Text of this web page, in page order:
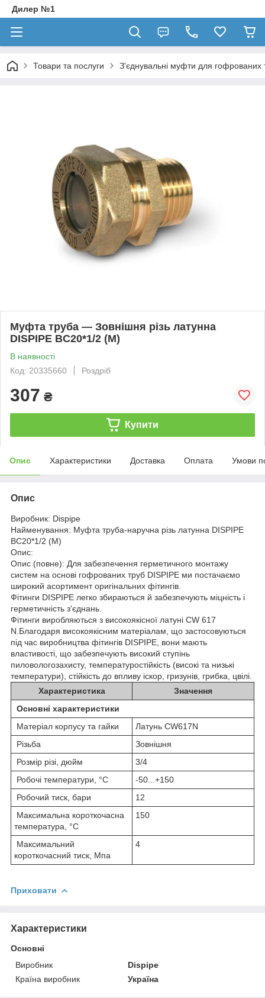
Дилер №1
Товари та послуги З'єднувальні муфти для гофрованих
Муфта труба — Зовнішня різь латунна
DISPIPE BC20*1/2 (M)
В наявності
Код: 20335660
Роздріб
307 ₴
Купити
Опис Характеристики Доставка Оплата Умови
Опис
Виробник: Dispipe
Найменування: Муфта труба-наручна різь латунна DISPIPE
BC20*1/2 (M)
Опис:
Опис (повне): Для забезпечення герметичного монтажу
систем на основі гофрованих труб DISPIPE ми постачаємо
широкий асортимент оригінальних фітингів.
Фітинги DISPIPE легко збираються й забезпечують міцність і
герметичність з'єднань.
Фітинги виробляються з високоякісної латуні CW 617
N.Благодаря високоякісним матеріалам, що застосовуються
під час виробництва фітингів DISPIPE, вони мають
властивості, що забезпечують високий ступінь
пиловологозахисту, температуростійкість (високі та низькі
температури), стійкість до впливу іскор, гризунів, грибка, цвілі.
Характеристика
Значення
Основні характеристики
Матеріал корпусу та гайки
Латунь CW617N
Різьба
Зовнішня
Розмір різі, дюйм
3/4
Робочі температури, °С
-50...+150
Робочий тиск, бари
12
Максимальна короткочасна
температура, °С
150
Максимальний
короткочасний тиск, Мпа
4
Приховати
Характеристики
Основні
Виробник
Dispipe
Країна виробник
Україна